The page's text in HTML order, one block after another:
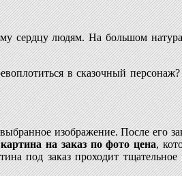
людям. На большом
в сказочный
изображение. После его
картина на заказ по фото цена,
под заказ проходит